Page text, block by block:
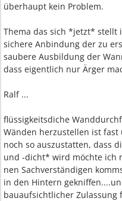
überhaupt kein Problem.
Thema das sich *jetzt* stellt
sichere Anbindung der zu
saubere Ausbildung der
dass eigentlich nur Ärger
Ralf ...
flüssigkeitsdiche
Wänden herzustellen ist fast
noch so auszustatten, dass
und -dicht* wird möchte ich
nen Sachverständigen
in den Hintern
bauaufsichtlicher Zulassung